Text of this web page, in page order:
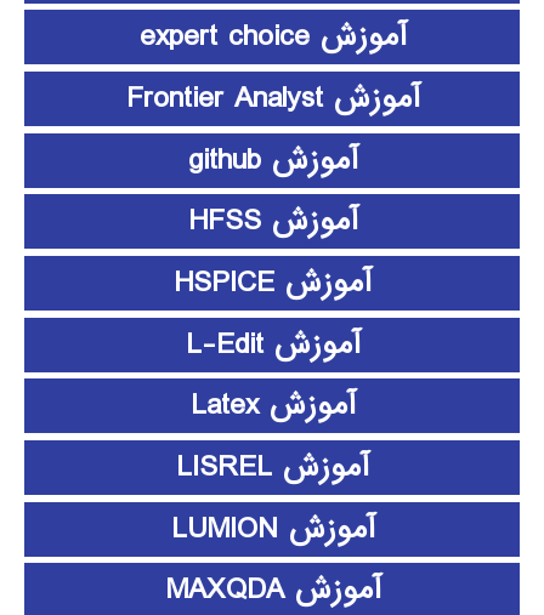
آموزش expert choice
آموزش Frontier Analyst
آموزش github
آموزش HFSS
آموزش HSPICE
آموزش L-Edit
آموزش Latex
آموزش LISREL
آموزش LUMION
آموزش MAXQDA